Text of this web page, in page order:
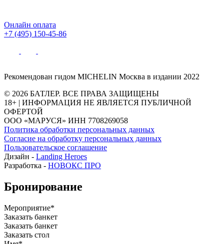
Онлайн оплата
+7 (495) 150-45-86
Рекомендован гидом MICHELIN Москва в издании 2022
© 2026 БАТЛЕР. ВСЕ ПРАВА ЗАЩИЩЕНЫ
18+ | ИНФОРМАЦИЯ НЕ ЯВЛЯЕТСЯ ПУБЛИЧНОЙ
ОФЕРТОЙ
ООО «МАРУСЯ» ИНН 7708269058
Политика обработки персональных данных
Согласие на обработку персональных данных
Пользовательское соглашение
Дизайн - Landing Heroes
Разработка - НОВОКС ПРО
Бронирование
Мероприятие*
Заказать банкет
Заказать банкет
Заказать стол